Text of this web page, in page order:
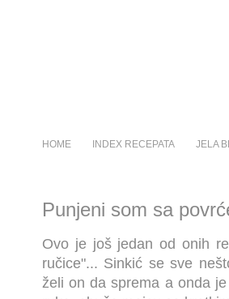
HOME INDEX RECEPATA JELA
Punjeni som sa
Ovo je još jedan od onih
ručice"... Sinkić se sve
želi on da sprema a onda